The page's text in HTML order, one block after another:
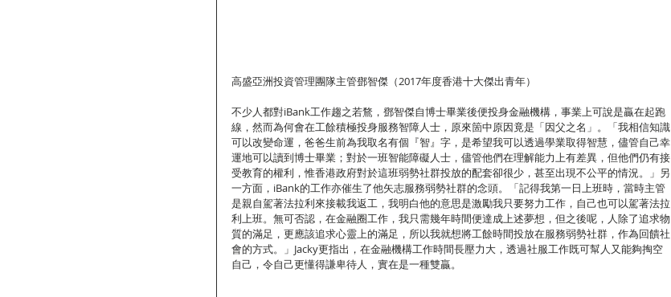
高盛亞洲投資管理團隊主管鄧智傑（2017年度香港十大傑出青年）
不少人都對iBank工作趨之若鶩，鄧智傑自博士畢業後便投身金融機構，事業上可說是贏在起跑
線，然而為何會在工餘積極投身服務智障人士，原來箇中原因竟是「因父之名」。「我相信知識
可以改變命運，爸爸生前為我取名有個『智』字，是希望我可以透過學業取得智慧，儘管自己幸
運地可以讀到博士畢業；對於一班智能障礙人士，儘管他們在理解能力上有差異，但他們仍有接
受教育的權利，惟香港政府對於這班弱勢社群投放的配套卻很少，甚至出現不公平的情況。」另
一方面，iBank的工作亦催生了他矢志服務弱勢社群的念頭。「記得我第一日上班時，當時主管
是親自駕著法拉利來接載我返工，我明白他的意思是激勵我只要努力工作，自己也可以駕著法拉
利上班。無可否認，在金融圈工作，我只需幾年時間便達成上述夢想，但之後呢，人除了追求物
質的滿足，更應該追求心靈上的滿足，所以我就想將工餘時間投放在服務弱勢社群，作為回饋社
會的方式。」Jacky更指出，在金融機構工作時間長壓力大，透過社服工作既可幫人又能夠掏空
自己，令自己更懂得謙卑待人，實在是一種雙贏。